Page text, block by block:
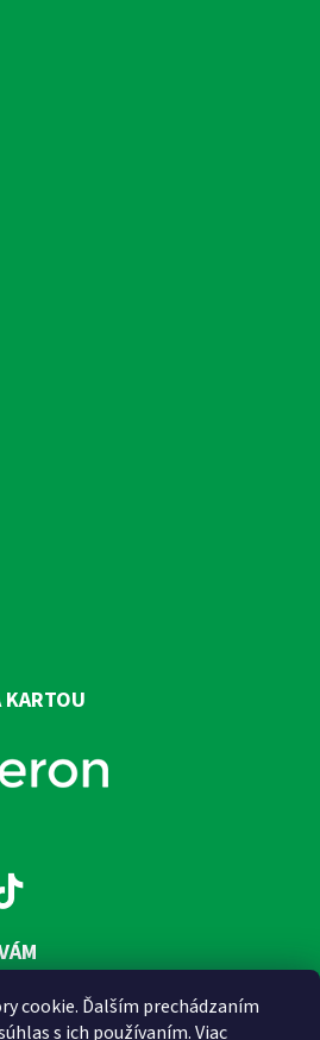
cookie. Ďalším prechádzaním
s ich používaním. Viac